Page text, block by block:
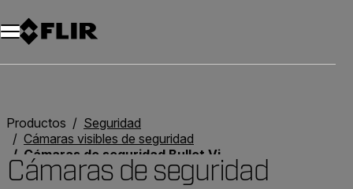
Productos
Seguridad
Cámaras visibles de seguridad
Cámaras de seguridad Bullet Visible
Cámaras de seguridad